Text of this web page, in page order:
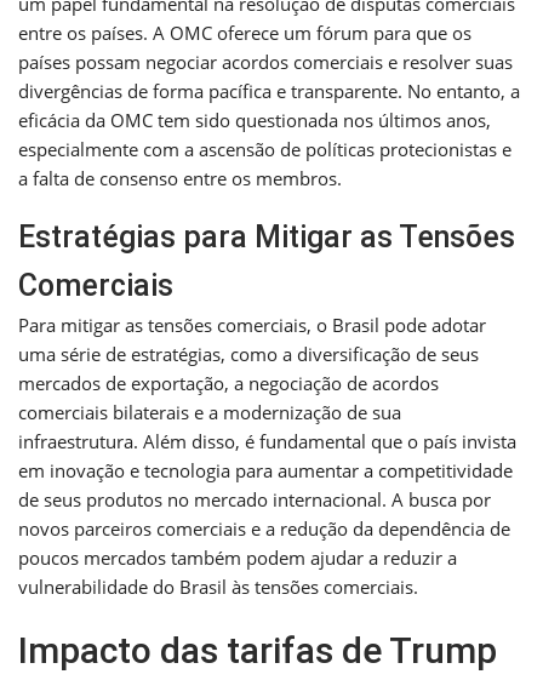
entre os países. A OMC oferece um fórum para que os
países possam negociar acordos comerciais e resolver suas
divergências de forma pacífica e transparente. No entanto, a
eficácia da OMC tem sido questionada nos últimos anos,
especialmente com a ascensão de políticas protecionistas e
a falta de consenso entre os membros.
Estratégias para Mitigar as Tensões
Comerciais
Para mitigar as tensões comerciais, o Brasil pode adotar
uma série de estratégias, como a diversificação de seus
mercados de exportação, a negociação de acordos
comerciais bilaterais e a modernização de sua
infraestrutura. Além disso, é fundamental que o país invista
em inovação e tecnologia para aumentar a competitividade
de seus produtos no mercado internacional. A busca por
novos parceiros comerciais e a redução da dependência de
poucos mercados também podem ajudar a reduzir a
vulnerabilidade do Brasil às tensões comerciais.
Impacto das tarifas de Trump